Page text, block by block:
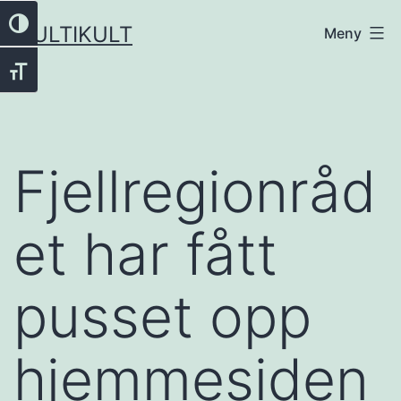
Veksle høykontrast
Veksle skriftstørrelse
Gå
til
innhold
MULTIKULT Meny
Fjellregionråd
et har fått
pusset opp
hjemmesiden